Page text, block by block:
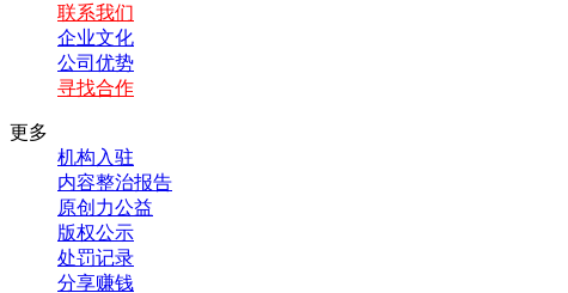
联系我们
企业文化
公司优势
寻找合作
更多
机构入驻
内容整治报告
原创力公益
版权公示
处罚记录
分享赚钱